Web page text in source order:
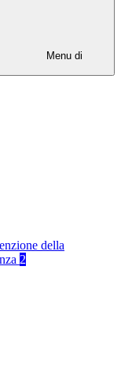
Menu di
della
2